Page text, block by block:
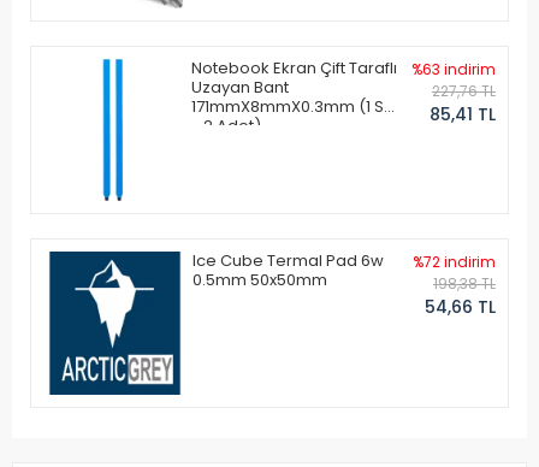
Notebook Ekran Çift Taraflı
Uzayan Bant
171mmX8mmX0.3mm (1 Set
- 2 Adet)
%63 indirim
227,76 TL
85,41 TL
Ice Cube Termal Pad 6w
0.5mm 50x50mm
%72 indirim
198,38 TL
54,66 TL